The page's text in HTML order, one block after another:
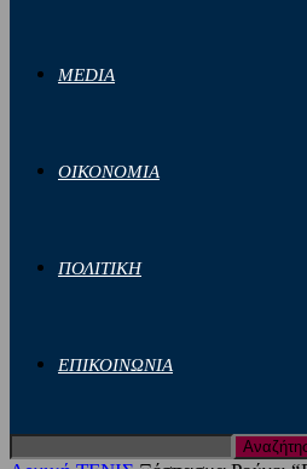
MEDIA
ΟΙΚΟΝΟΜΙΑ
ΠΟΛΙΤΙΚΗ
ΕΠΙΚΟΙΝΩΝΙΑ